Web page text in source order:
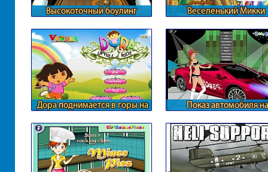
Высокоточный боулинг Веселенький Микки
Дора поднимается в горы на
Показ автомобиля на